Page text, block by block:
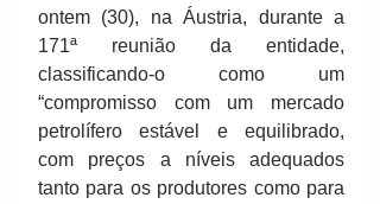
ontem (30), na Áustria, durante a
171ª reunião da entidade,
classificando-o como um
“compromisso com um mercado
petrolífero estável e equilibrado,
com preços a níveis adequados
tanto para os produtores como para